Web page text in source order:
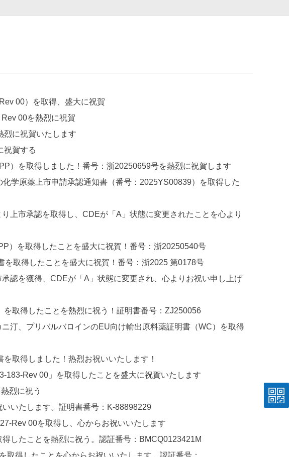
00）を取得、盛大に祝賀
00を熱烈に祝賀
烈に祝賀いたします
祝賀する
）を取得しました！番号：浙20250659号を熱烈に祝賀します
学原薬上市申請承認通知書（番号：2025YS00839）を取得した
上市承認を取得し、CDEが「A」状態に変更されたことを心より
）を取得したことを盛大に祝賀！番号：浙20250540号
取得したことを盛大に祝賀！番号：浙2025 第0178号
認を獲得、CDEが「A」状態に変更され、心よりお祝い申し上げ
取得したことを熱烈に祝う！証明書番号：ZJ250056
汀、プリバルバロインのEU向け輸出原料薬証明書（WC）を取得
取得しました！热烈お祝いいたします！
Rev 00」を取得したことを盛大に祝賀いたします
烈に祝う
いたします。証明書番号：K-88898229
Rev 00を取得し、心からお祝いいたします
したことを熱烈に祝う。認証番号：BMCQ0123421M
得したことを心からお祝いいたします。認証番号：